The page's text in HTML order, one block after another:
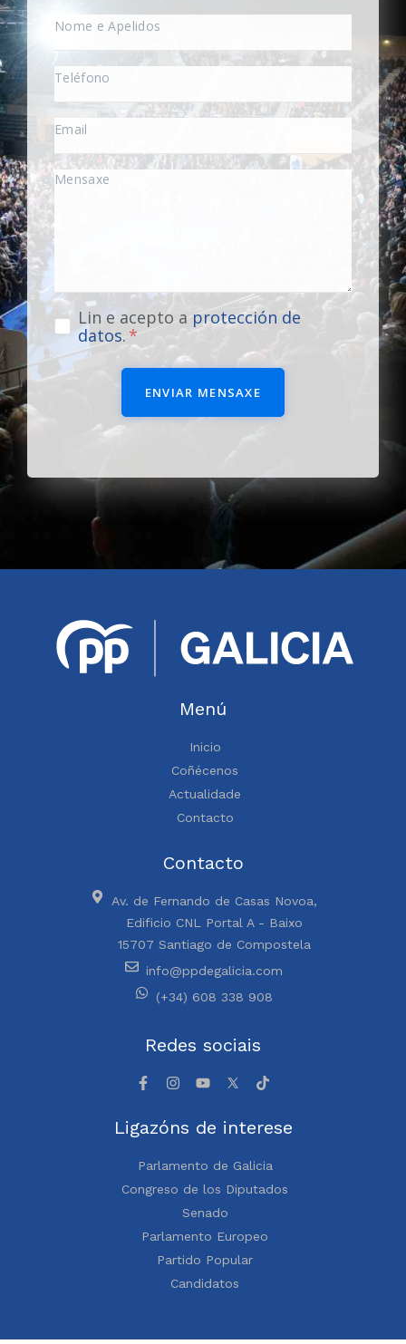
Lin e acepto a protección de
datos.
ENVIAR MENSAXE
Menú
Inicio
Coñécenos
Actualidade
Contacto
Contacto
Av. de Fernando de Casas Novoa,
Edificio CNL Portal A - Baixo
15707 Santiago de Compostela
info@ppdegalicia.com
(+34) 608 338 908
Redes sociais
Ligazóns de interese
Parlamento de Galicia
Congreso de los Diputados
Senado
Parlamento Europeo
Partido Popular
Candidatos